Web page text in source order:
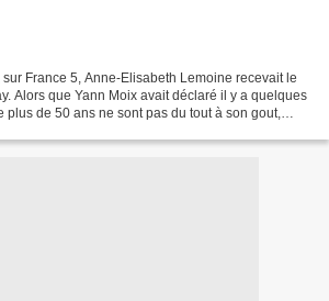
France 5, Anne-Elisabeth Lemoine recevait le
Alors que Yann Moix avait déclaré il y a quelques
plus de 50 ans ne sont pas du tout à son gout,